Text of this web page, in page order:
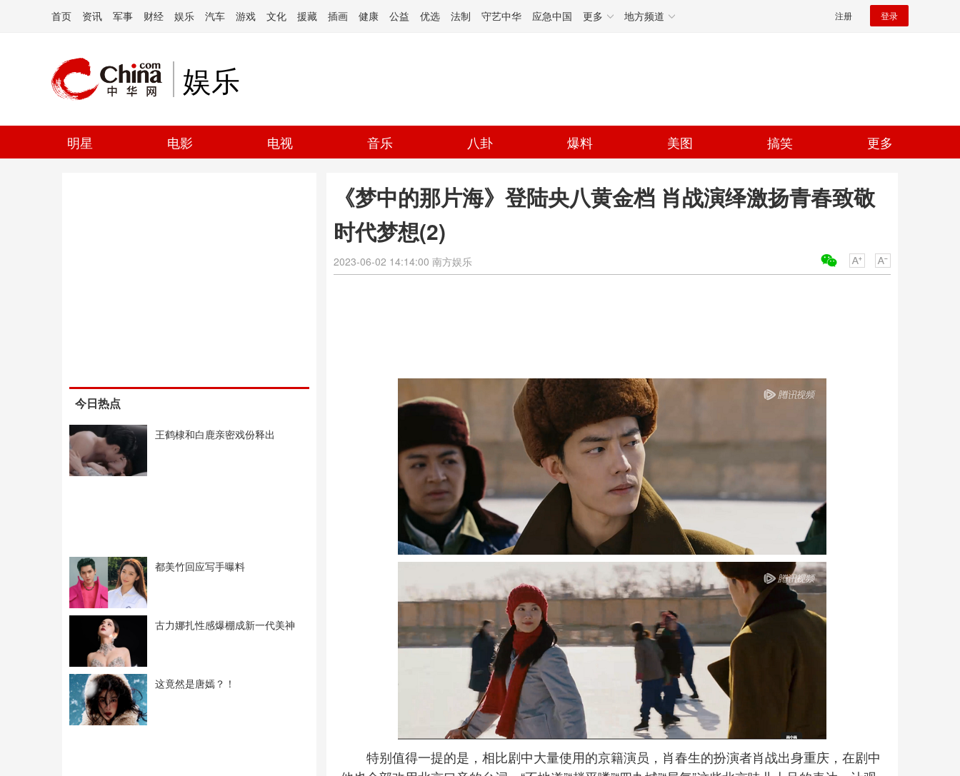
首页 资讯 军事 财经 娱乐 汽车 游戏 文化 援藏 插画 健康 公益 优选 法制 守艺中华 应急中国 更多 地方频道 注册 登录
娱乐
明星 电影 电视 音乐 八卦 爆料 美图 搞笑 更多
今日热点
王鹤棣和白鹿亲密戏份释出
都美竹回应写手曝料
古力娜扎性感爆棚成新一代美神
这竟然是唐嫣？！
《梦中的那片海》登陆央八黄金档 肖战演绎激扬青春致敬
时代梦想(2)
2023-06-02 14:14:00 南方娱乐
特别值得一提的是，相比剧中大量使用的京籍演员，肖春生的扮演者肖战出身重庆，在剧中